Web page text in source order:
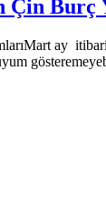
Çin Burç
ay